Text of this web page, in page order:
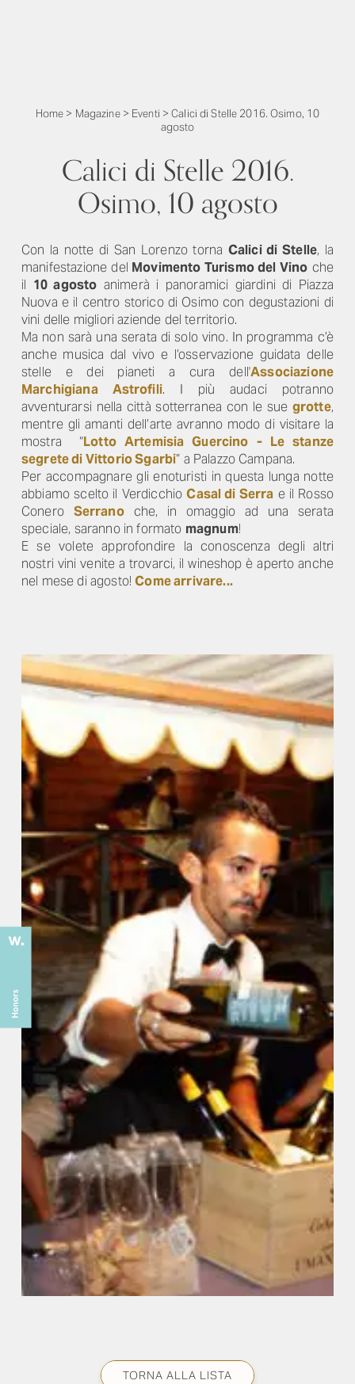
Home > Magazine> Eventi >Calici di Stelle 2016. Osimo, 10
agosto
Calici di Stelle 2016.
Osimo, 10 agosto
Con la notte di San Lorenzo torna Calici di Stelle, la
manifestazione del Movimento Turismo del Vino che
il 10 agosto animerà i panoramici giardini di Piazza
Nuova e il centro storico di Osimo con degustazioni di
vini delle migliori aziende del territorio.
Ma non sarà una serata di solo vino. In programma c’è
anche musica dal vivo e l’osservazione guidata delle
stelle e dei pianeti a cura dell'Associazione
Marchigiana Astrofili. I più audaci potranno
avventurarsi nella città sotterranea con le sue grotte,
mentre gli amanti dell’arte avranno modo di visitare la
mostra “Lotto Artemisia Guercino - Le stanze
segrete di Vittorio Sgarbi” a Palazzo Campana.
Per accompagnare gli enoturisti in questa lunga notte
abbiamo scelto il VerdicchioCasal di Serra e il Rosso
Conero Serranoche, in omaggio ad una serata
speciale, saranno in formato magnum!
E se volete approfondire la conoscenza degli altri
nostri vini venite a trovarci, il wineshop è aperto anche
nel mese di agosto!Come arrivare...
TORNA ALLA LISTA